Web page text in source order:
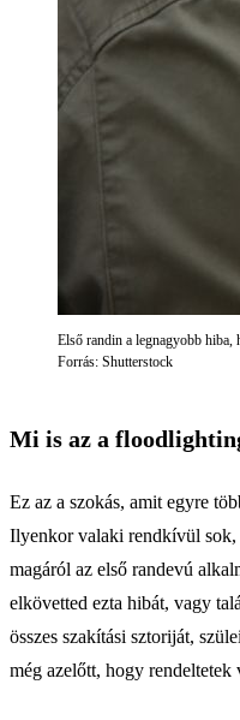
Első randin a legnagyobb hiba,
Forrás: Shutterstock
Mi is az a
Ez az a szokás, amit egyre
Ilyenkor valaki rendkívül sok,
magáról az első randevú
elkövetted ezta hibát, vagy
összes szakítási sztoriját,
még azelőtt, hogy rendeltetek